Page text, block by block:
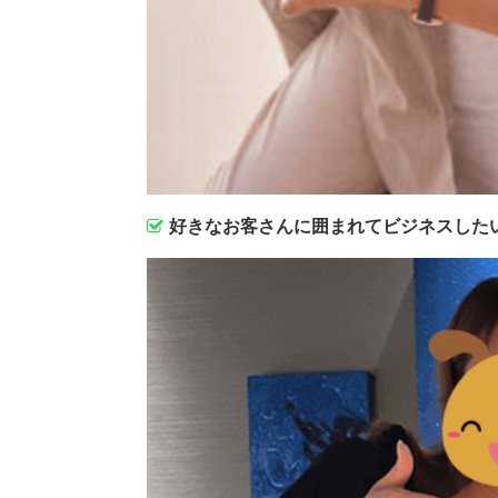
好きなお客さんに囲まれてビジネスした